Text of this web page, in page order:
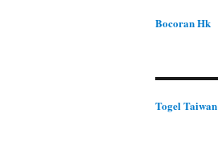
Bocoran Hk
Togel Taiwan